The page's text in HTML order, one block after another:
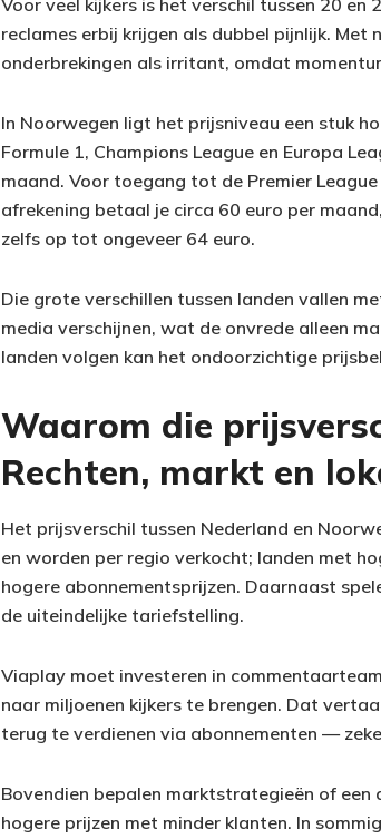
Voor veel kijkers is het verschil tussen 20
reclames erbij krijgen als dubbel pijnlijk.
onderbrekingen als irritant, omdat
In Noorwegen ligt het prijsniveau een stuk
Formule 1, Champions League en Europa
maand. Voor toegang tot de Premier
afrekening betaal je circa 60 euro per
zelfs op tot ongeveer 64 euro.
Die grote verschillen tussen landen vallen
media verschijnen, wat de onvrede alleen
landen volgen kan het ondoorzichtige
Waarom die
Rechten, markt en
Het prijsverschil tussen Nederland en
en worden per regio verkocht; landen met
hogere abonnementsprijzen. Daarnaast
de uiteindelijke tariefstelling.
Viaplay moet investeren in
naar miljoenen kijkers te brengen. Dat
terug te verdienen via abonnementen —
Bovendien bepalen marktstrategieën of
hogere prijzen met minder klanten. In